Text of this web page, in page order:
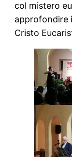
col mistero
approfondire
Cristo